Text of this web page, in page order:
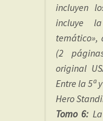
incluyen
incluye la
temático»,
(2
original
Entre la 5ª
Hero
Tomo 6: